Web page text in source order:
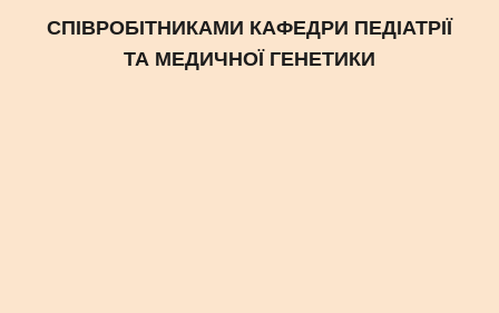
СПІВРОБІТНИКАМИ КАФЕДРИ ПЕДІАТРІЇ
ТА МЕДИЧНОЇ ГЕНЕТИКИ